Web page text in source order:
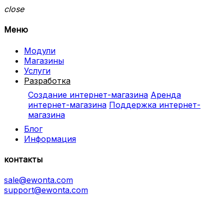
close
Меню
Модули
Магазины
Услуги
Разработка
Создание интернет-магазина Аренда
интернет-магазина Поддержка интернет-
магазина
Блог
Информация
контакты
sale@ewonta.com
support@ewonta.com